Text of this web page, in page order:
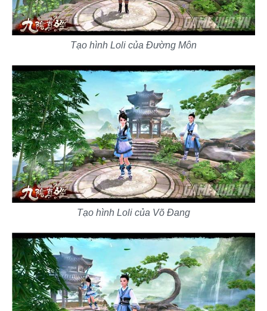
Tạo hình Loli của Đường Môn
Tạo hình Loli của Võ Đang